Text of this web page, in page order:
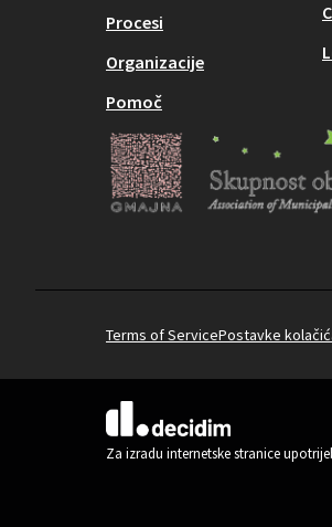
Procesi
Organizacije
Pomoč
Terms of ServicePostavke
(Vanjska poveznica)
Za izradu internetske stranice